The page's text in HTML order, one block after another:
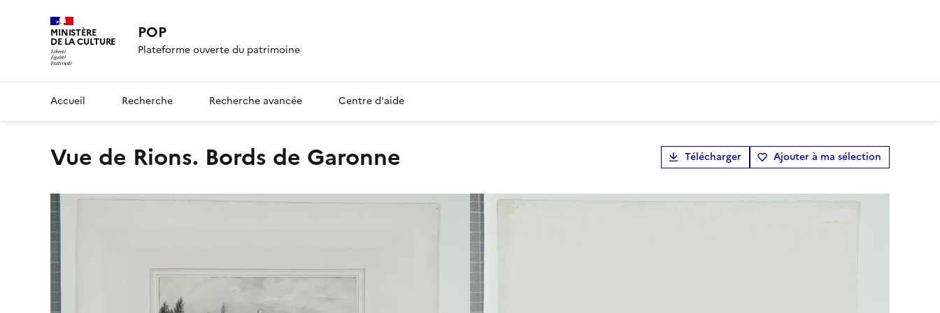
MINISTÈRE
DE LA CULTURE POP
Plateforme ouverte du patrimoine
Accueil Recherche Recherche avancée Centre d'aide
Vue de Rions. Bords de Garonne Télécharger Ajouter à ma sélection